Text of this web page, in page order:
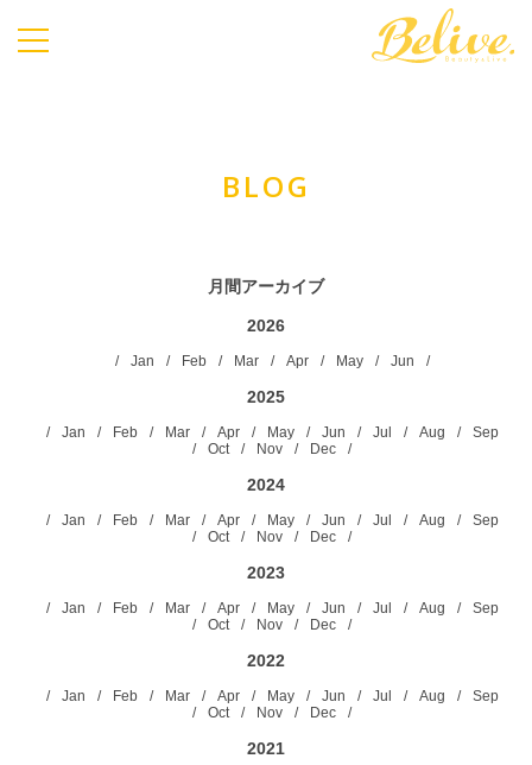
BLOG
月間アーカイブ
2026
Jan Feb Mar Apr May Jun
2025
Jan Feb Mar Apr May Jun Jul Aug
Sep
Oct
Nov Dec
2024
Jan Feb Mar Apr May Jun Jul Aug
Sep
Oct
Nov Dec
2023
Jan Feb Mar Apr May Jun Jul Aug
Sep
Oct
Nov Dec
2022
Jan Feb Mar Apr May Jun Jul Aug
Sep
Oct
Nov Dec
2021